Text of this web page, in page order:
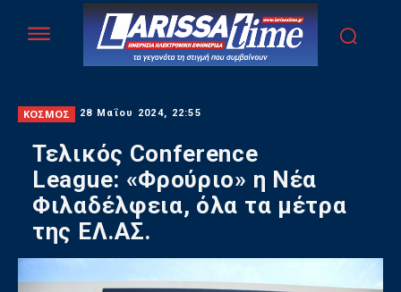
ΚΟΣΜΟΣ 28 Μαΐου 2024, 22:55
Τελικός Conference
League: «Φρούριο» η Νέα
Φιλαδέλφεια, όλα τα μέτρα
της ΕΛ.ΑΣ.